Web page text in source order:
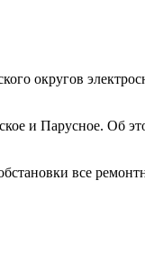
округов
и Парусное.
все